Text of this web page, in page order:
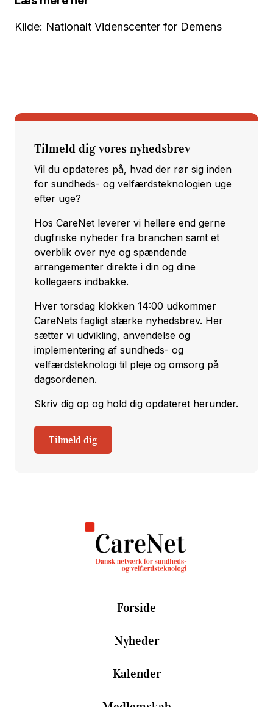
Kilde: Nationalt Videnscenter for Demens
Tilmeld dig vores nyhedsbrev
Vil du opdateres på, hvad der rør sig inden
for sundheds- og velfærdsteknologien uge
efter uge?
Hos CareNet leverer vi hellere end gerne
dugfriske nyheder fra branchen samt et
overblik over nye og spændende
arrangementer direkte i din og dine
kollegaers indbakke.
Hver torsdag klokken 14:00 udkommer
CareNets fagligt stærke nyhedsbrev. Her
sætter vi udvikling, anvendelse og
implementering af sundheds- og
velfærdsteknologi til pleje og omsorg på
dagsordenen.
Skriv dig op og hold dig opdateret herunder.
Tilmeld dig
Forside
Nyheder
Kalender